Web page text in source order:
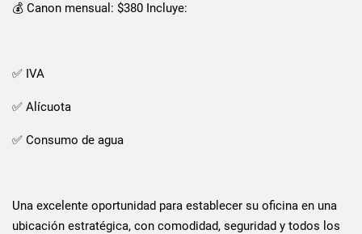
💰 Canon mensual: $380 Incluye:
✅ IVA
✅ Alícuota
✅ Consumo de agua
Una excelente oportunidad para establecer su oficina en una
ubicación estratégica, con comodidad, seguridad y todos los